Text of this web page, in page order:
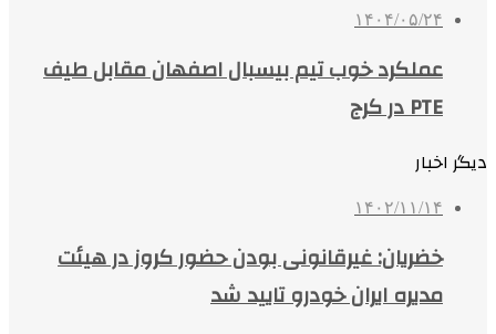
۱۴۰۴/۰۵/۲۴
عملکرد خوب تیم بیسبال اصفهان مقابل طیف
PTE در کرج
دیگر اخبار
۱۴۰۲/۱۱/۱۴
خضریان: غیرقانونی بودن حضور کروز در هیئت
مدیره ایران‌ خودرو تایید شد